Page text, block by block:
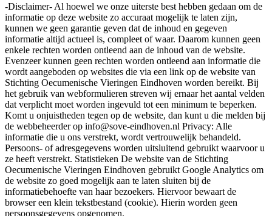
-Disclaimer- Al hoewel we onze uiterste best hebben gedaan om de
informatie op deze website zo accuraat mogelijk te laten zijn,
kunnen we geen garantie geven dat de inhoud en gegeven
informatie altijd actueel is, compleet of waar. Daarom kunnen geen
enkele rechten worden ontleend aan de inhoud van de website.
Evenzeer kunnen geen rechten worden ontleend aan informatie die
wordt aangeboden op websites die via een link op de website van
Stichting Oecumenische Vieringen Eindhoven worden bereikt. Bij
het gebruik van webformulieren streven wij ernaar het aantal velden
dat verplicht moet worden ingevuld tot een minimum te beperken.
Komt u onjuistheden tegen op de website, dan kunt u die melden bij
de webbeheerder op info@sove-eindhoven.nl Privacy: Alle
informatie die u ons verstrekt, wordt vertrouwelijk behandeld.
Persoons- of adresgegevens worden uitsluitend gebruikt waarvoor u
ze heeft verstrekt. Statistieken De website van de Stichting
Oecumenische Vieringen Eindhoven gebruikt Google Analytics om
de website zo goed mogelijk aan te laten sluiten bij de
informatiebehoefte van haar bezoekers. Hiervoor bewaart de
browser een klein tekstbestand (cookie). Hierin worden geen
persoonsgegevens opgenomen.